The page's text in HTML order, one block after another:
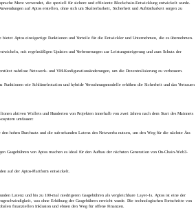
Move verwendet, die speziell für sichere und effiziente Blockchain-Entwicklung entwickelt wurde.
auf Aptos erstellen, ohne sich um Skalierbarkeit, Sicherheit und Aufrüstbarkeit sorgen zu
bietet Aptos einzigartige Funktionen und Vorteile für die Entwickler und Unternehmen, die es übernehmen.
mit regelmäßigen Updates und Verbesserungen zur Leistungssteigerung und zum Schutz der
nahtlose Netzwerk- und VM-Konfigurationsänderungen, um die Dezentralisierung zu verbessern.
: Funktionen wie Schlüsselrotation und hybride Verwahrungsmodelle erhöhen die Sicherheit und das Vertrauen
aktiven Wallets und Hunderten von Projekten innerhalb von zwei Jahren nach dem Start des Mainnets
umfassen:
hohen Durchsatz und die sub-sekunden Latenz des Netzwerks nutzen, um den Weg für die nächste Ära
Gasgebühren von Aptos machen es ideal für den Aufbau der nächsten Generation von On-Chain-Web3-
auf der Aptos-Plattform entwickelt.
Latenz und bis zu 100-mal niedrigeren Gasgebühren als vergleichbare Layer-1s. Aptos ist eine der
was ohne Erhöhung der Gasgebühren erreicht wurde. Die technologischen Fortschritte von
finanziellen Inklusion und ebnen den Weg für offene Finanzen.